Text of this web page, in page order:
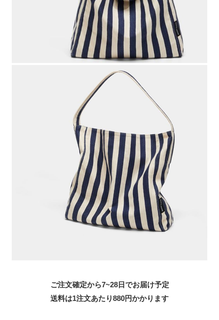
ご注文確定から7~28日でお届け予定
送料は1注文あたり880円かかります